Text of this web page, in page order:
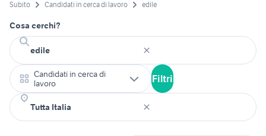
Subito Candidati in cerca di lavoro edile
Cosa cerchi?
Candidati in cerca di
lavoro
Filtri